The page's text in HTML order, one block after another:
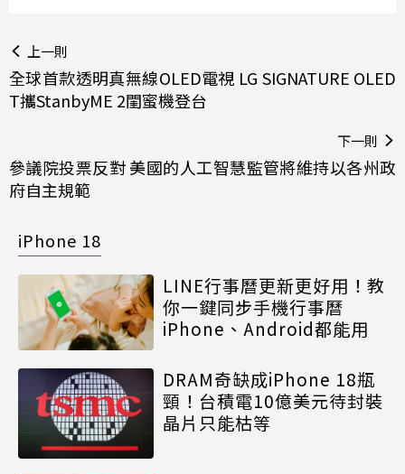
上一則
全球首款透明真無線OLED電視 LG SIGNATURE OLED
T攜StanbyME 2閨蜜機登台
下一則
參議院投票反對 美國的人工智慧監管將維持以各州政
府自主規範
iPhone 18
LINE行事曆更新更好用！教
你一鍵同步手機行事曆
iPhone、Android都能用
DRAM奇缺成iPhone 18瓶
頸！台積電10億美元待封裝
晶片只能枯等